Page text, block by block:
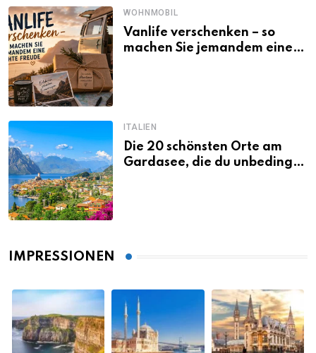
WOHNMOBIL
Vanlife verschenken – so
machen Sie jemandem eine
ITALIEN
Die 20 schönsten Orte am
Gardasee, die du unbedingt
IMPRESSIONEN